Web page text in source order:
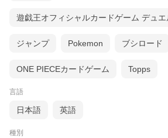
遊戯王オフィシャルカードゲーム デュ
ジャンプ Pokemon ブシロード
ONE PIECEカードゲーム Topps
言語
日本語 英語
種別